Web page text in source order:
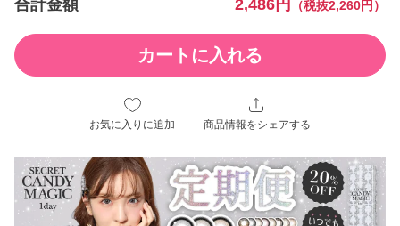
合計金額 2,486円 （税抜2,260円）
カートに入れる
お気に入りに追加 商品情報をシェアする